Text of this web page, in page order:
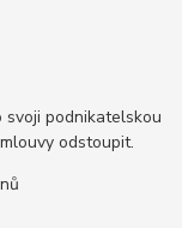
svoji podnikatelskou
odstoupit.